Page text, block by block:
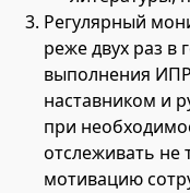
Регулярный
реже двух раз в
выполнения
наставником и
при
отслеживать не
мотивацию